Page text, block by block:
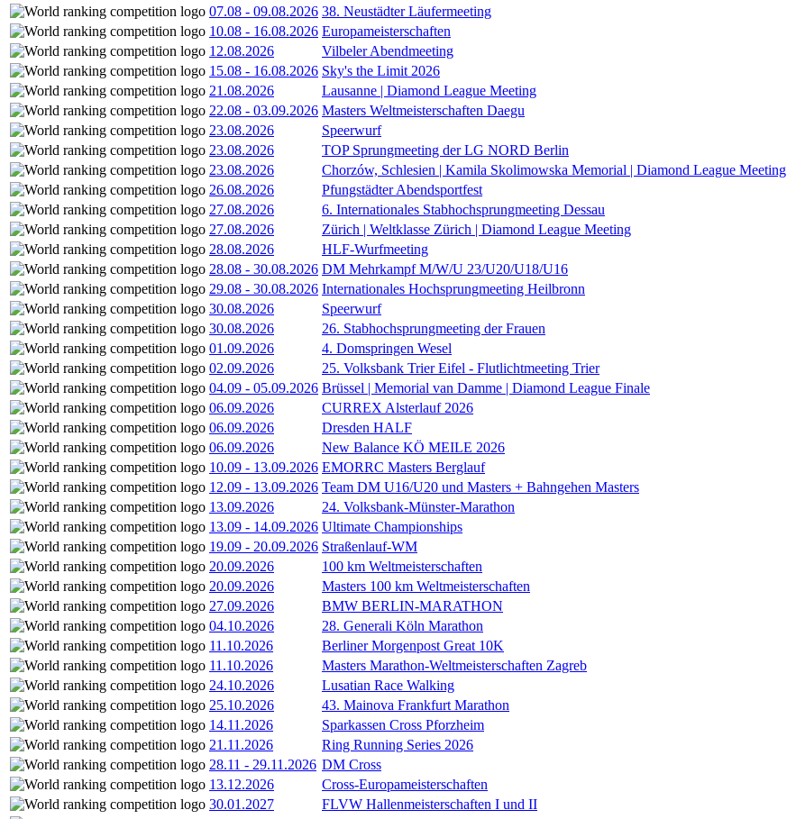
07.08 - 09.08.2026 38. Neustädter Läufermeeting
10.08 - 16.08.2026 Europameisterschaften
12.08.2026
Vilbeler Abendmeeting
15.08 - 16.08.2026 Sky's the Limit 2026
21.08.2026
Lausanne | Diamond League Meeting
22.08 - 03.09.2026 Masters Weltmeisterschaften Daegu
23.08.2026
Speerwurf
23.08.2026
TOP Sprungmeeting der LG NORD Berlin
23.08.2026
Chorzów, Schlesien | Kamila Skolimowska Memorial | Diamond League Meeting
26.08.2026
Pfungstädter Abendsportfest
27.08.2026
6. Internationales Stabhochsprungmeeting Dessau
27.08.2026
Zürich | Weltklasse Zürich | Diamond League Meeting
28.08.2026
HLF-Wurfmeeting
28.08 - 30.08.2026 DM Mehrkampf M/W/U 23/U20/U18/U16
29.08 - 30.08.2026 Internationales Hochsprungmeeting Heilbronn
30.08.2026
Speerwurf
30.08.2026
26. Stabhochsprungmeeting der Frauen
01.09.2026
4. Domspringen Wesel
02.09.2026
25. Volksbank Trier Eifel - Flutlichtmeeting Trier
04.09 - 05.09.2026 Brüssel | Memorial van Damme | Diamond League Finale
06.09.2026
CURREX Alsterlauf 2026
06.09.2026
Dresden HALF
06.09.2026
New Balance KÖ MEILE 2026
10.09 - 13.09.2026 EMORRC Masters Berglauf
12.09 - 13.09.2026 Team DM U16/U20 und Masters + Bahngehen Masters
13.09.2026
24. Volksbank-Münster-Marathon
13.09 - 14.09.2026 Ultimate Championships
19.09 - 20.09.2026 Straßenlauf-WM
20.09.2026
100 km Weltmeisterschaften
20.09.2026
Masters 100 km Weltmeisterschaften
27.09.2026
BMW BERLIN-MARATHON
04.10.2026
28. Generali Köln Marathon
11.10.2026
Berliner Morgenpost Great 10K
11.10.2026
Masters Marathon-Weltmeisterschaften Zagreb
24.10.2026
Lusatian Race Walking
25.10.2026
43. Mainova Frankfurt Marathon
14.11.2026
Sparkassen Cross Pforzheim
21.11.2026
Ring Running Series 2026
28.11 - 29.11.2026 DM Cross
13.12.2026
Cross-Europameisterschaften
30.01.2027
FLVW Hallenmeisterschaften I und II